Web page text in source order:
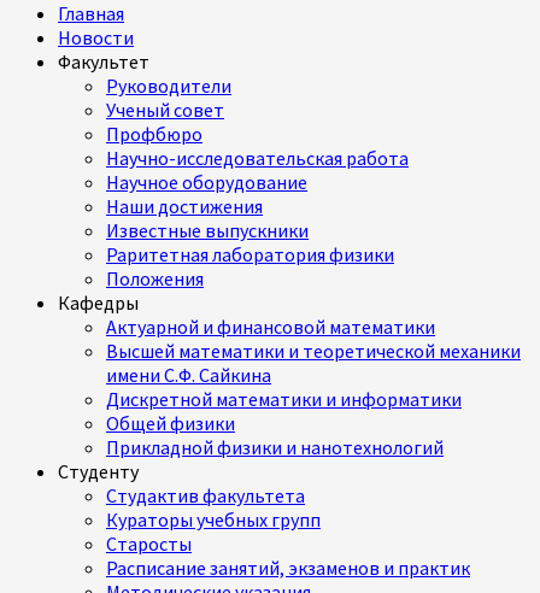
Главная
Новости
Факультет
Руководители
Ученый совет
Профбюро
Научно-исследовательская работа
Научное оборудование
Наши достижения
Известные выпускники
Раритетная лаборатория физики
Положения
Кафедры
Актуарной и финансовой математики
Высшей математики и теоретической механики
имени С.Ф. Сайкина
Дискретной математики и информатики
Общей физики
Прикладной физики и нанотехнологий
Студенту
Студактив факультета
Кураторы учебных групп
Старосты
Расписание занятий, экзаменов и практик